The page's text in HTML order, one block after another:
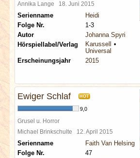
Annika Lange 18. Juni 2015
Serienname
Heidi
Folge Nr.
1-3
Autor
Johanna Spyri
Hörspiellabel/Verlag
Karussell
Universal
Erscheinungsjahr
2015
Ewiger Schlaf HOT
9,0
Grusel u. Horror
Michael Brinkschulte 12. April 2015
Serienname
Faith Van Helsing
Folge Nr.
47